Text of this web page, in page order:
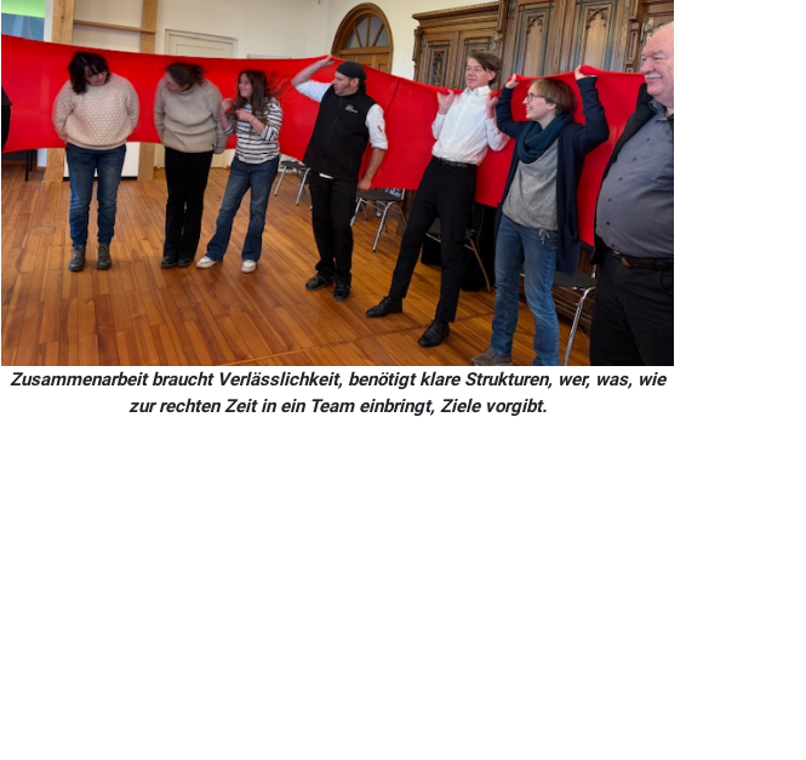
Zusammenarbeit braucht Verlässlichkeit, benötigt klare Strukturen, wer, was, wie
zur rechten Zeit in ein Team einbringt, Ziele vorgibt.